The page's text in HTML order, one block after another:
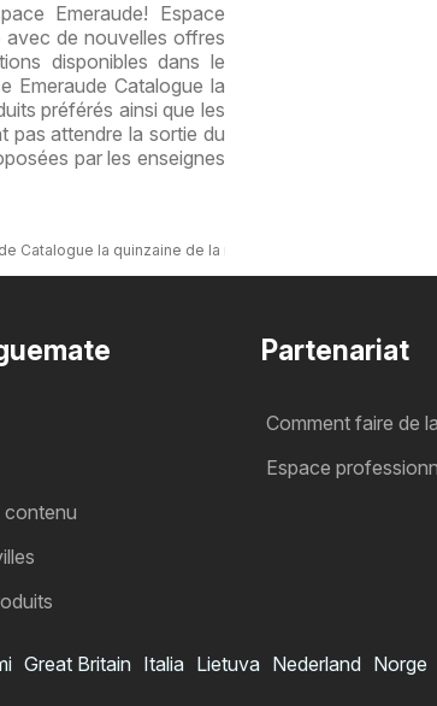
Emeraude! Espace
de nouvelles offres
disponibles dans le
Emeraude Catalogue la
préférés ainsi que les
pas attendre la sortie du
par les enseignes
Catalogue la quinzaine de la remorque 2026
contenu
Partenariat
Comment faire de
Espace
Great Britain Italia Lietuva Nederland Norge